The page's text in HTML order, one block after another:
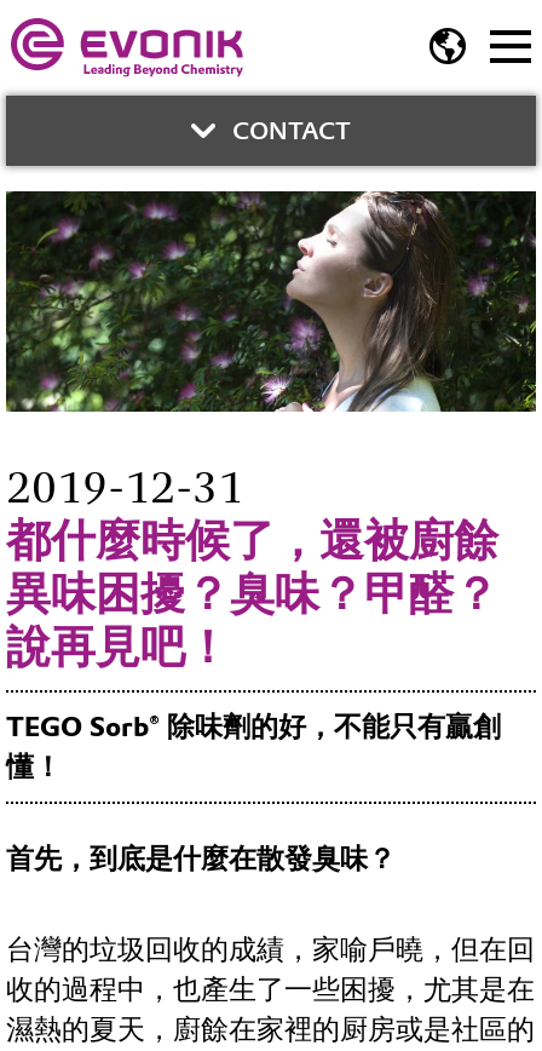
CONTACT
與我們聯繫
鍾智育
業務開發總監
Phone:02-2175 5278
jerry.chung@evonik.com
2019-12-31
都什麼時候了，還被廚餘
異味困擾？臭味？甲醛？
說再見吧！
TEGO Sorb® 除味劑的好，不能只有贏創
懂！
首先，到底是什麼在散發臭味？
台灣的垃圾回收的成績，家喻戶曉，但在回
收的過程中，也產生了一些困擾，尤其是在
濕熱的夏天，廚餘在家裡的厨房或是社區的